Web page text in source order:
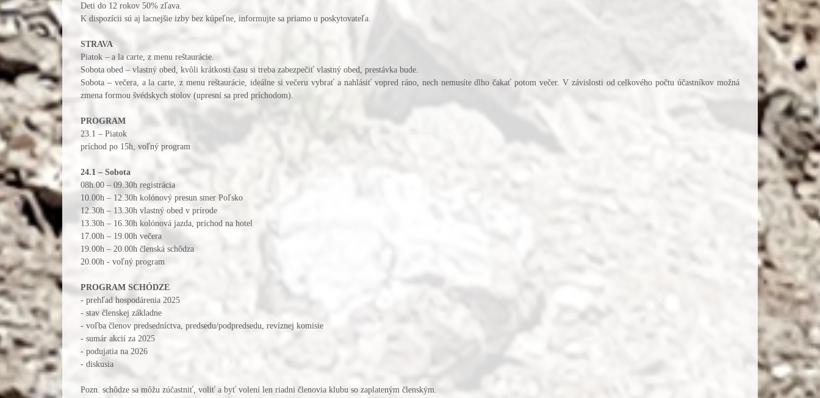
Deti do 12 rokov 50% zľava.
K dispozícii sú aj lacnejšie izby bez kúpeľne, informujte sa priamo u poskytovateľa.
STRAVA
Piatok – a la carte, z menu reštaurácie.
Sobota obed – vlastný obed, kvôli krátkosti času si treba zabezpečiť vlastný obed, prestávka bude.
Sobota – večera, a la carte, z menu reštaurácie, ideálne si večeru vybrať a nahlásiť vopred ráno, nech nemusíte dlho čakať potom večer. V závislosti od celkového počtu účastníkov možná
zmena formou švédskych stolov (upresní sa pred príchodom).
PROGRAM
23.1 – Piatok
príchod po 15h, voľný program
24.1 – Sobota
08h.00 – 09.30h registrácia
10.00h – 12.30h kolónový presun smer Poľsko
12.30h – 13.30h vlastný obed v prírode
13.30h – 16.30h kolónová jazda, príchod na hotel
17.00h – 19.00h večera
19.00h – 20.00h členská schôdza
20.00h - voľný program
PROGRAM SCHÓDZE
- prehľad hospodárenia 2025
- stav členskej základne
- voľba členov predsedníctva, predsedu/podpredsedu, revíznej komisie
- sumár akcií za 2025
- podujatia na 2026
- diskusia
Pozn. schôdze sa môžu zúčastniť, voliť a byť volení len riadni členovia klubu so zaplateným členským.